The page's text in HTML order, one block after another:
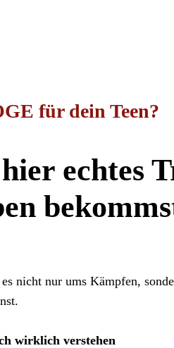
für dein Teen?
echtes
es nicht nur ums Kämpfen,
wirklich verstehen